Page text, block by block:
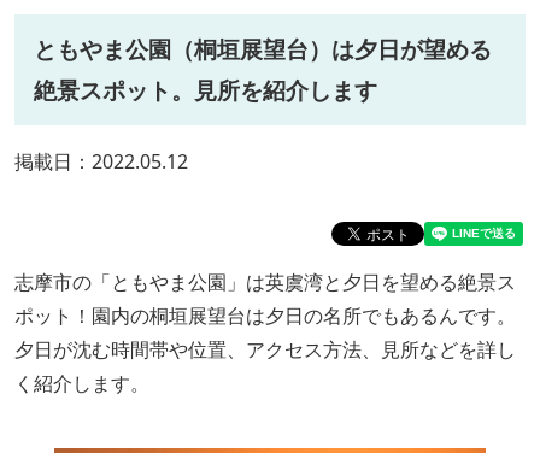
ともやま公園（桐垣展望台）は夕日が望める
絶景スポット。見所を紹介します
掲載日：2022.05.12
志摩市の「ともやま公園」は英虞湾と夕日を望める絶景ス
ポット！園内の桐垣展望台は夕日の名所でもあるんです。
夕日が沈む時間帯や位置、アクセス方法、見所などを詳し
く紹介します。